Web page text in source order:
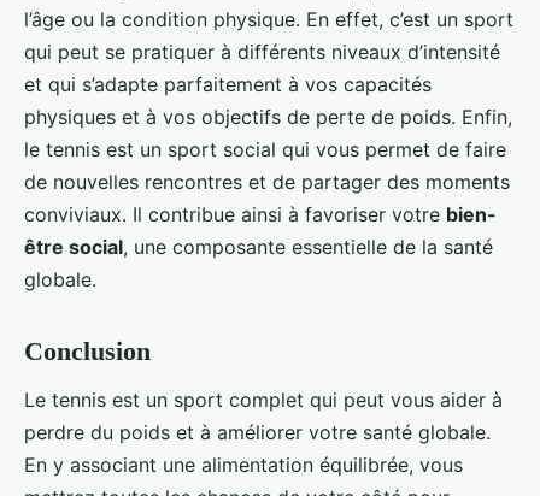
l’âge ou la condition physique. En effet, c’est un sport
qui peut se pratiquer à différents niveaux d’intensité
et qui s’adapte parfaitement à vos capacités
physiques et à vos objectifs de perte de poids. Enfin,
le tennis est un sport social qui vous permet de faire
de nouvelles rencontres et de partager des moments
conviviaux. Il contribue ainsi à favoriser votre bien-
être social, une composante essentielle de la santé
globale.
Conclusion
Le tennis est un sport complet qui peut vous aider à
perdre du poids et à améliorer votre santé globale.
En y associant une alimentation équilibrée, vous